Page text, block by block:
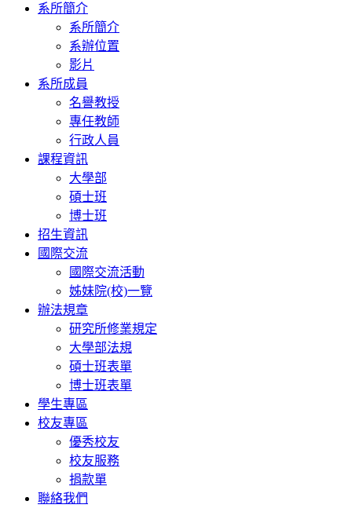
系所簡介
系所簡介
系辦位置
影片
系所成員
名譽教授
專任教師
行政人員
課程資訊
大學部
碩士班
博士班
招生資訊
國際交流
國際交流活動
姊妹院(校)一覽
辦法規章
研究所修業規定
大學部法規
碩士班表單
博士班表單
學生專區
校友專區
優秀校友
校友服務
捐款單
聯絡我們